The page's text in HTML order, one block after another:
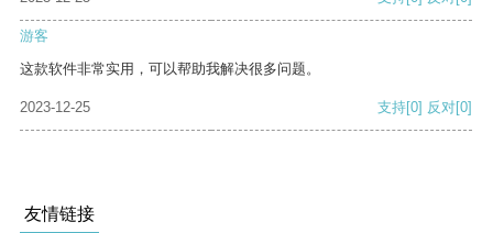
游客
这款软件非常实用，可以帮助我解决很多问题。
2023-12-25 支持[0] 反对[0]
友情链接